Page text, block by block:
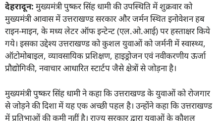
देहरादून: मुख्यमंत्री पुष्कर सिंह धामी की उपस्थिति में शुक्रवार को
मुख्यमंत्री आवास में उत्तराखण्ड सरकार और जर्मन स्थित इनोवेशन हब
राइन-माइन, के मध्य लेटर ऑफ इन्टेन्ट (एल.ओ.आई) पर हस्ताक्षर किये
गये। इसका उद्देश्य उत्तराखण्ड को कुशल युवाओं को जर्मनी में स्वास्थ्य,
ऑटोमोबाइल, व्यावसायिक प्रशिक्षण, हाइड्रोजन एवं नवीकरणीय ऊर्जा
प्रौद्योगिकी, नवाचार आधारित स्टार्टप जैसे क्षेत्रों से जोड़ना है।
मुख्यमंत्री पुष्कर सिंह धामी ने कहा कि उत्तराखण्ड के युवाओं को रोजगार
से जोड़ने की दिशा में यह एक अच्छी पहल है। उन्होंने कहा कि उत्तराखण्ड
में प्रतिभाओं की कमी नहीं है। राज्य सरकार द्वारा युवाओं के कौशल